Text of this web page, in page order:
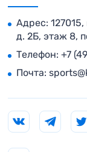
Адрес:
д. 2Б, этаж 8,
Телефон: +7
Почта: